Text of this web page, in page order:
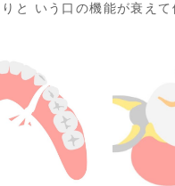
と いう口の機能が衰えて